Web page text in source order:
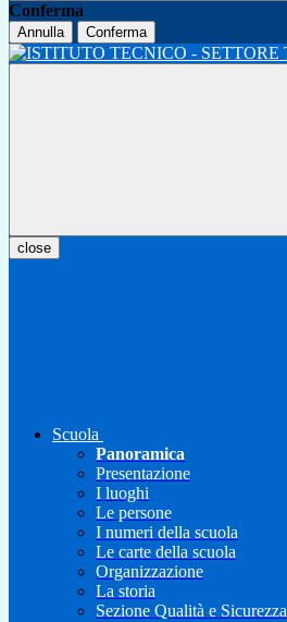
Conferma
Annulla Conferma
close
Scuola
Panoramica
Presentazione
I luoghi
Le persone
I numeri della scuola
Le carte della scuola
Organizzazione
La storia
Sezione Qualità e Sicurezza